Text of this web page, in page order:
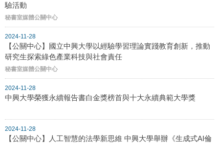
驗活動
秘書室媒體公關中心
2024-11-28
【公關中心】國立中興大學以經驗學習理論實踐教育創新，推動
研究生探索綠色產業科技與社會責任
秘書室媒體公關中心
2024-11-28
中興大學榮獲永續報告書白金獎榜首與十大永續典範大學獎
2024-11-28
【公關中心】人工智慧的法學新思維 中興大學舉辦《生成式AI倫